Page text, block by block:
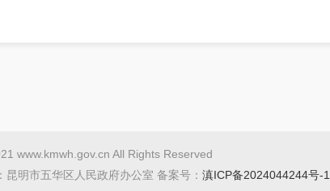
、省、市、区级非遗申报工作21次，共175
www.kmwh.gov.cn All Rights Reserved
明市五华区人民政府办公室 备案号： 滇ICP备2024044244号-1